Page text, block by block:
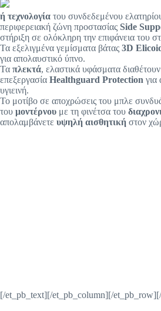
ή τεχνολογία του συνδεδεμένου
περιφερειακή ζώνη προστασίας Side
στήριξη σε ολόκληρη την επιφάνεια του
Τα εξελιγμένα γεμίσματα βάτας 3D
για απολαυστικό ύπνο.
Τα πλεκτά, ελαστικά υφάσματα διαθέτουν
επεξεργασία Healthguard Protection για
υγιεινή.
Το μοτίβο σε αποχρώσεις του μπλε
του μοντέρνου με τη φινέτσα του
απολαμβάνετε υψηλή αισθητική στον
[/et_pb_text][/et_pb_column][/